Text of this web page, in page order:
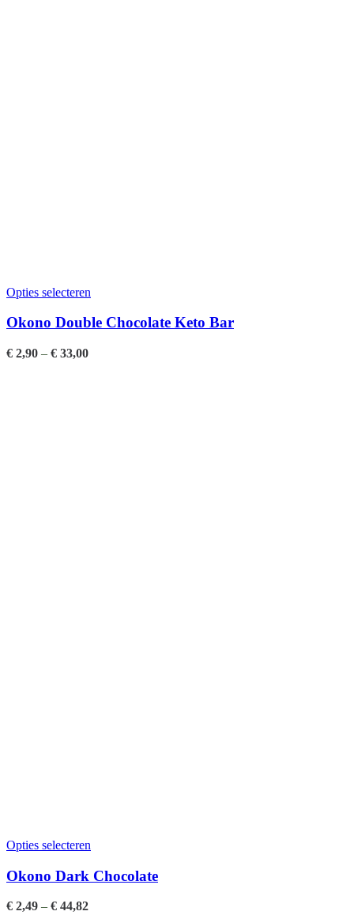
Opties selecteren
Okono Double Chocolate Keto Bar
€ 2,90 – € 33,00
Opties selecteren
Okono Dark Chocolate
€ 2,49 – € 44,82